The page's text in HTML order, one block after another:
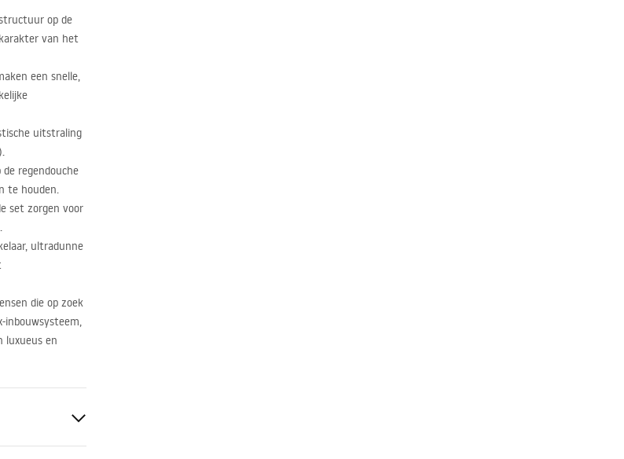
op de
van het
een snelle,
uitstraling
regendouche
te houden.
set zorgen voor
ultradunne
die op zoek
inbouwsysteem,
luxueus en